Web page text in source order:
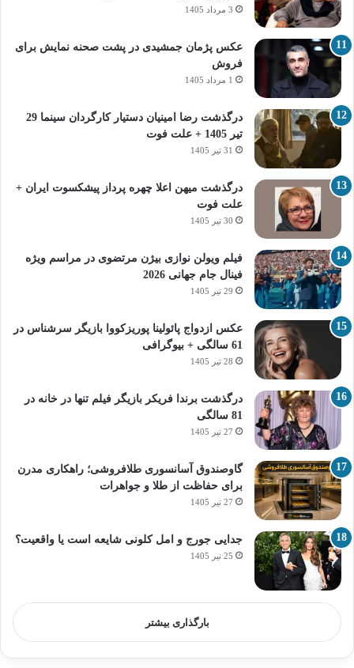
3 مرداد 1405
عکس پژمان جمشیدی در پشت صحنه نمایش برای
فروش
1 مرداد 1405
درگذشت رضا امینیان دستیار کارگردان سینما 29
تیر 1405 + علت فوت
31 تیر 1405
درگذشت میهن اعلا چهره پرداز پیشکسوت ایران +
علت فوت
30 تیر 1405
فیلم ویولن نوازی بیژن مرتضوی در مراسم ویژه
فینال جام جهانی 2026
29 تیر 1405
عکس ازدواج پائولینا پوریزکووا بازیگر سرشناس در
61 سالگی + بیوگرافی
28 تیر 1405
درگذشت برندا فریکر بازیگر فیلم تنها در خانه در
81 سالگی
27 تیر 1405
گاوصندوق آسانسوری طلافروشی؛ راهکاری مدرن
برای حفاظت از طلا و جواهرات
27 تیر 1405
جدایی جورج و امل کلونی شایعه است یا واقعیت؟
25 تیر 1405
بارگذاری بیشتر